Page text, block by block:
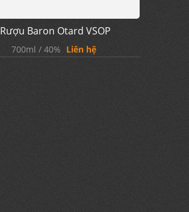
Rượu Baron Otard VSOP
700ml / 40% Liên hệ